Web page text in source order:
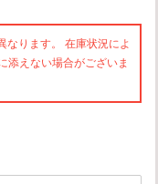
なります。 在庫状況によ
添えない場合がございま